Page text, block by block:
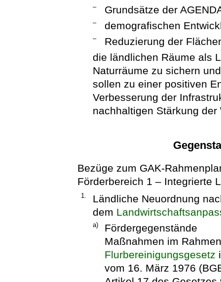
– Grundsätze der
– demografischen
–
Reduzierung der
die ländlichen Räume als
Naturräume zu sichern
sollen zu einer positiven
Verbesserung der
nachhaltigen Stärkung
Bezüge zum GAK-
Förderbereich 1 – Integrierte
1.
Ländliche Neuordnung
dem
a)
Fördergegenstände
Maßnahmen im
Flurbereinigungsgesetz
vom 16. März 1976